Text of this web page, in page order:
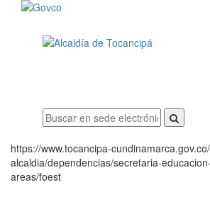
https://www.tocancipa-
alcaldia/dependencias/secretaria-
areas/foest